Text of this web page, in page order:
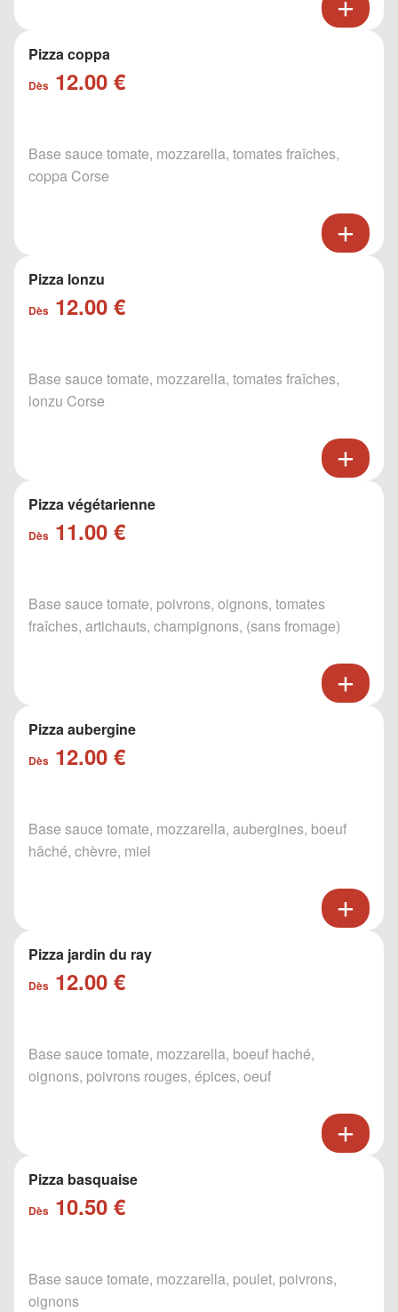
Pizza coppa
Dès 12.00 €
Base sauce tomate, mozzarella, tomates fraîches,
coppa Corse
Pizza lonzu
Dès 12.00 €
Base sauce tomate, mozzarella, tomates fraîches,
lonzu Corse
Pizza végétarienne
Dès 11.00 €
Base sauce tomate, poivrons, oignons, tomates
fraîches, artichauts, champignons, (sans fromage)
Pizza aubergine
Dès 12.00 €
Base sauce tomate, mozzarella, aubergines, boeuf
hâché, chèvre, miel
Pizza jardin du ray
Dès 12.00 €
Base sauce tomate, mozzarella, boeuf haché,
oignons, poivrons rouges, épices, oeuf
Pizza basquaise
Dès 10.50 €
Base sauce tomate, mozzarella, poulet, poivrons,
oignons